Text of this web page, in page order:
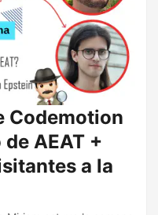
noticias falsas y
Codemotion
AEAT +
a la